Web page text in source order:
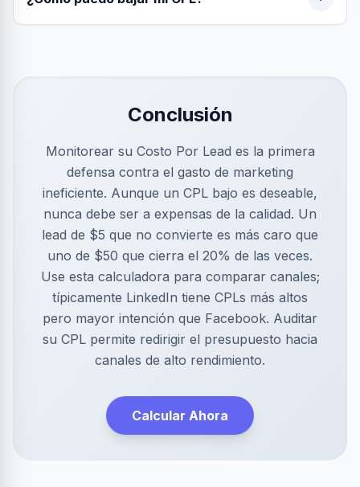
Conclusión
Monitorear su Costo Por Lead es la primera
defensa contra el gasto de marketing
ineficiente. Aunque un CPL bajo es deseable,
nunca debe ser a expensas de la calidad. Un
lead de $5 que no convierte es más caro que
uno de $50 que cierra el 20% de las veces.
Use esta calculadora para comparar canales;
típicamente LinkedIn tiene CPLs más altos
pero mayor intención que Facebook. Auditar
su CPL permite redirigir el presupuesto hacia
canales de alto rendimiento.
Calcular Ahora